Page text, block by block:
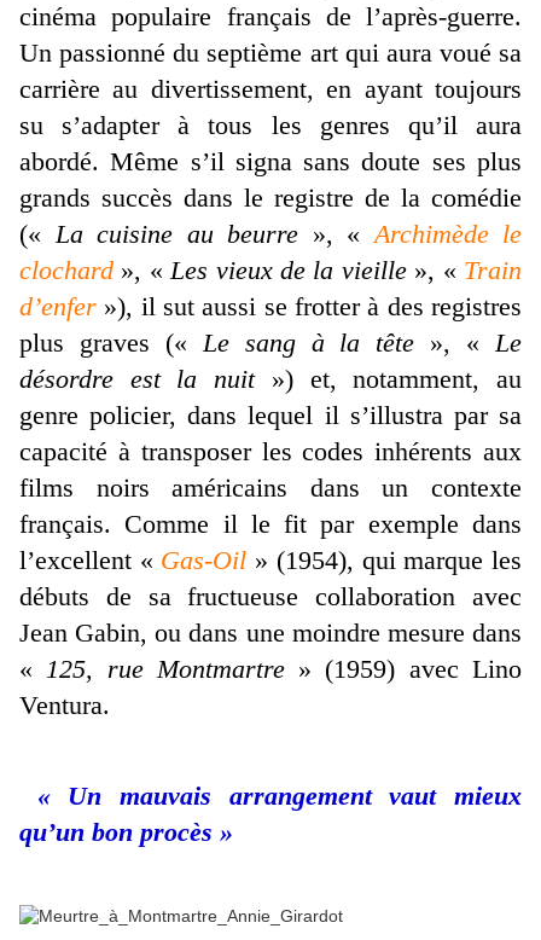
cinéma populaire français de l’après-guerre.
Un passionné du septième art qui aura voué sa
carrière au divertissement, en ayant toujours
su s’adapter à tous les genres qu’il aura
abordé. Même s’il signa sans doute ses plus
grands succès dans le registre de la comédie
(«La cuisine au beurre », «Archimède le
clochard », «Les vieux de la vieille», « Train
d’enfer »), il sut aussi se frotter à des registres
plus graves («Le sang à la tête », «Le
désordre est la nuit») et, notamment, au
genre policier, dans lequel il s’illustra par sa
capacité à transposer les codes inhérents aux
films noirs américains dans un contexte
français. Comme il le fit par exemple dans
l’excellent « Gas-Oil » (1954), qui marque les
débuts de sa fructueuse collaboration avec
Jean Gabin, ou dans une moindre mesure dans
« 125, rue Montmartre» (1959) avec Lino
Ventura.
« Un mauvais arrangement vaut mieux
qu’un bon procès »